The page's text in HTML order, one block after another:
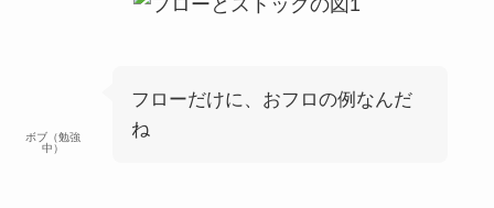
ボブ（勉強
中）
フローだけに、おフロの例なんだ
ね